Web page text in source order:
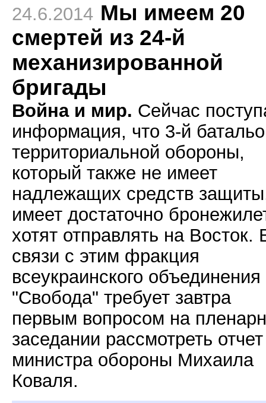
24.6.2014 Мы имеем 20
смертей из 24-й
механизированной
бригады
Война и мир. Сейчас
информация, что 3-й
территориальной обороны,
который также не имеет
надлежащих средств
имеет достаточно
хотят отправлять на Восток.
связи с этим фракция
всеукраинского объединения
"Свобода" требует завтра
первым вопросом на
заседании рассмотреть отчет
министра обороны Михаила
Коваля.